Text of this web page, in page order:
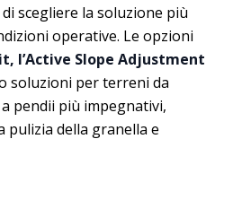
scegliere la soluzione più
operative. Le opzioni
l’Active Slope Adjustment
soluzioni per terreni da
pendii più impegnativi,
pulizia della granella e